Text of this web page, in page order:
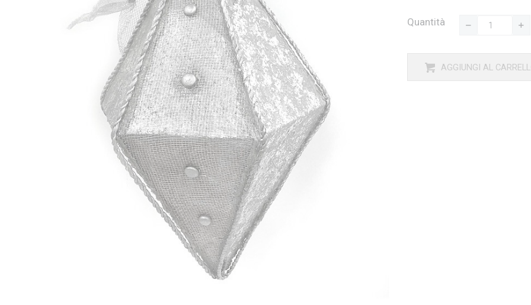
Quantità
AGGIUNGI AL